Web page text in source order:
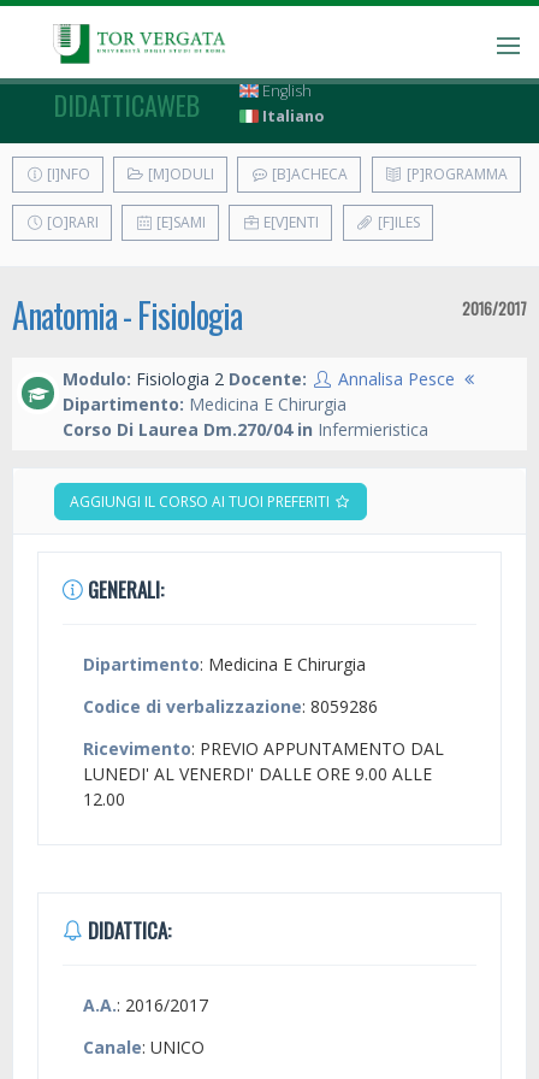
DIDATTICAWEB
English
Italiano
[I]NFO [M]ODULI [B]ACHECA [P]ROGRAMMA
[O]RARI [E]SAMI E[V]ENTI [F]ILES
Anatomia - Fisiologia 2016/2017
Modulo: Fisiologia 2 Docente:
Annalisa Pesce
Dipartimento: Medicina E Chirurgia
Corso Di Laurea Dm.270/04 in Infermieristica
AGGIUNGI IL CORSO AI TUOI PREFERITI
GENERALI:
Dipartimento: Medicina E Chirurgia
Codice di verbalizzazione: 8059286
Ricevimento: PREVIO APPUNTAMENTO DAL
LUNEDI' AL VENERDI' DALLE ORE 9.00 ALLE
12.00
DIDATTICA:
A.A.: 2016/2017
Canale: UNICO